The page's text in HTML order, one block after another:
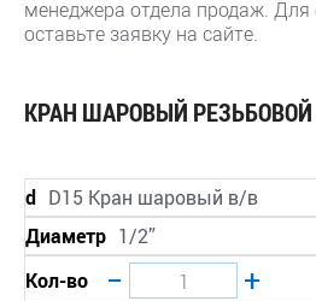
менеджера отдела продаж.
оставьте заявку на сайте.
КРАН ШАРОВЫЙ РЕЗЬБОВОЙ
d D15 Кран шаровый в/в
Диаметр 1/2”
Кол-во
− +